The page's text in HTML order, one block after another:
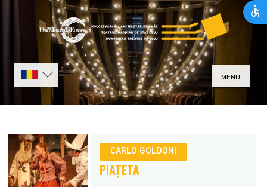
MENU
CARLO GOLDONI
PIAŢETA